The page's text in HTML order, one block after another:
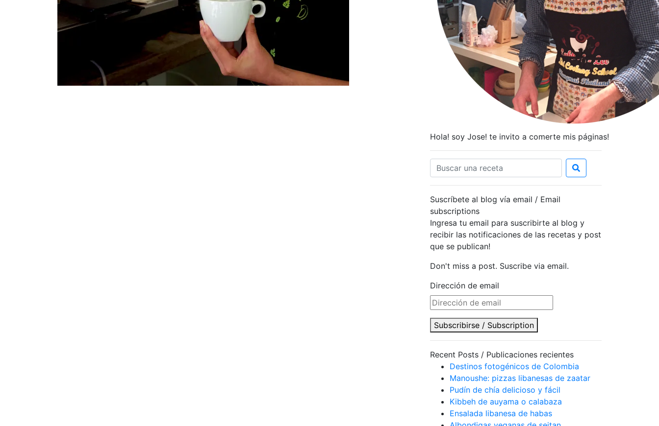
Hola! soy Jose! te invito a comerte mis páginas!
Suscríbete al blog vía email / Email
subscriptions
Ingresa tu email para suscribirte al blog y
recibir las notificaciones de las recetas y post
que se publican!
Don't miss a post. Suscribe via email.
Dirección de email
Subscribirse / Subscription
Recent Posts / Publicaciones recientes
Destinos fotogénicos de Colombia
Manoushe: pizzas libanesas de zaatar
Pudín de chía delicioso y fácil
Kibbeh de auyama o calabaza
Ensalada libanesa de habas